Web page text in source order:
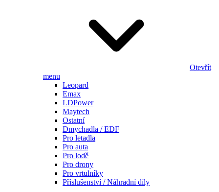
Otevřít
menu
Leopard
Emax
LDPower
Maytech
Ostatní
Dmychadla / EDF
Pro letadla
Pro auta
Pro lodě
Pro drony
Pro vrtulníky
Příslušenství / Náhradní díly